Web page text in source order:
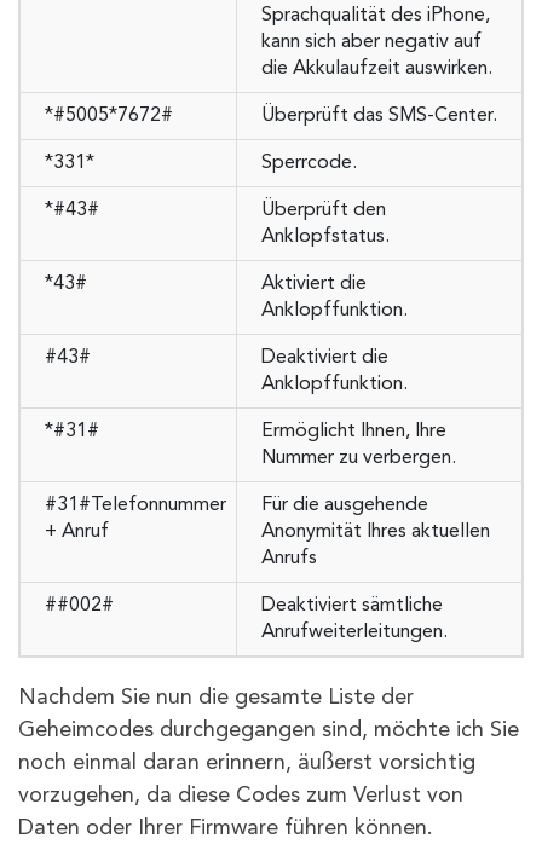
Sprachqualität des iPhone,
kann sich aber negativ auf
die Akkulaufzeit auswirken.
*#5005*7672# Überprüft das SMS-Center.
*331* Sperrcode.
*#43#
Überprüft den
Anklopfstatus.
*43#
Aktiviert die
Anklopffunktion.
#43#
Deaktiviert die
Anklopffunktion.
*#31#
Ermöglicht Ihnen, Ihre
Nummer zu verbergen.
#31#Telefonnummer
+ Anruf
Für die ausgehende
Anonymität Ihres aktuellen
Anrufs
##002#
Deaktiviert sämtliche
Anrufweiterleitungen.
Nachdem Sie nun die gesamte Liste der
Geheimcodes durchgegangen sind, möchte ich Sie
noch einmal daran erinnern, äußerst vorsichtig
vorzugehen, da diese Codes zum Verlust von
Daten oder Ihrer Firmware führen können.